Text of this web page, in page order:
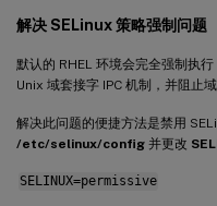
解决 SELinux 策略强制问题
默认的 RHEL 环境会完全强制执
Unix 域套接字 IPC 机制，并阻止域
解决此问题的便捷方法是禁用
/etc/selinux/config 并更改
SELINUX=permissive